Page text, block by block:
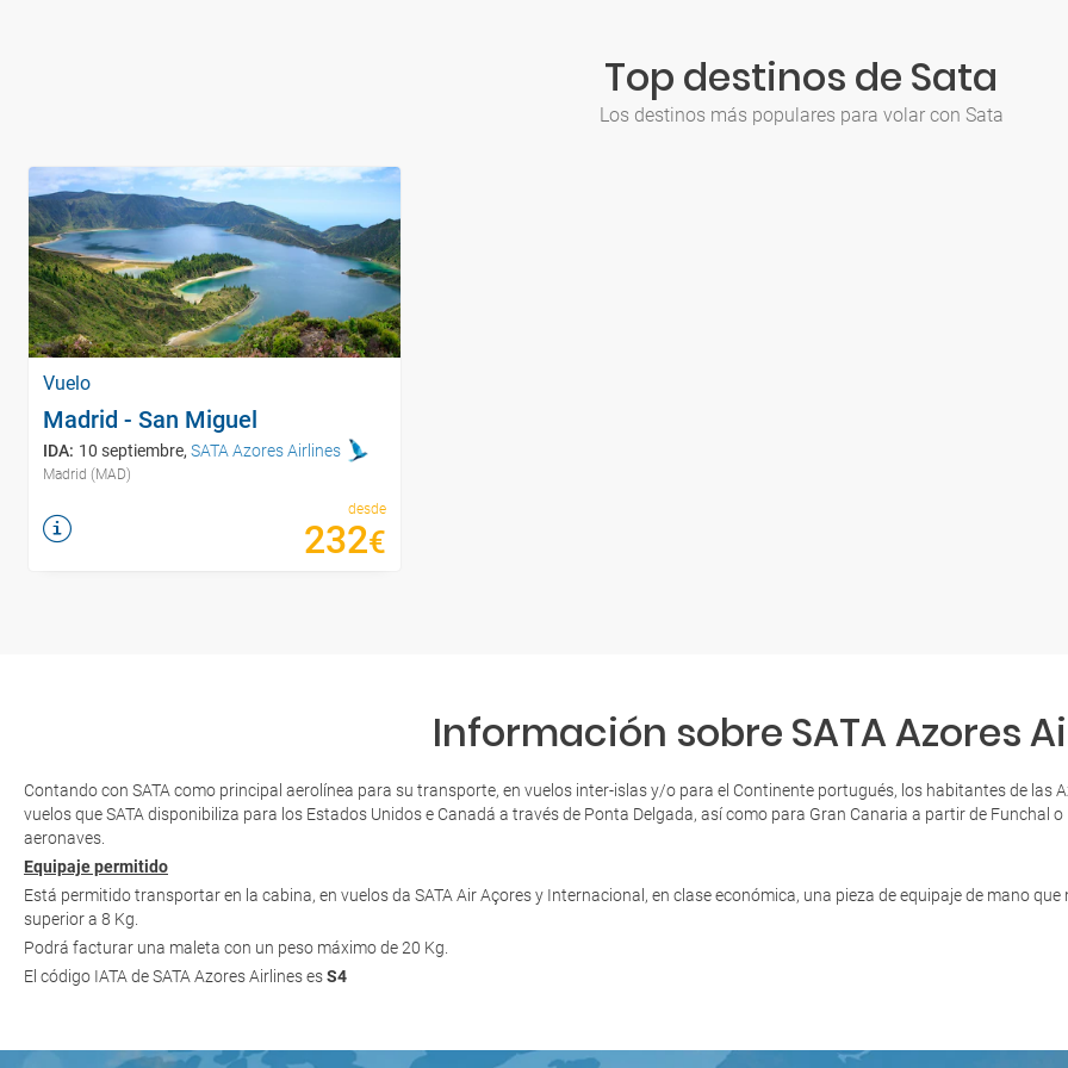
Top destinos de Sata
Los destinos más populares para volar con Sata
Vuelo
Madrid - San Miguel
IDA: 10 septiembre, SATA Azores Airlines
Madrid (MAD)
desde
232€
Información sobre SATA Azores
Contando con SATA como principal aerolínea para su transporte, en vuelos inter-islas y/o para el Continente portugués, los habitantes de las
vuelos que SATA disponibiliza para los Estados Unidos e Canadá a través de Ponta Delgada, así como para Gran Canaria a partir de Funchal
aeronaves.
Equipaje permitido
Está permitido transportar en la cabina, en vuelos da SATA Air Açores y Internacional, en clase económica, una pieza de equipaje de mano
superior a 8 Kg.
Podrá facturar una maleta con un peso máximo de 20 Kg.
El código IATA de SATA Azores Airlines esS4